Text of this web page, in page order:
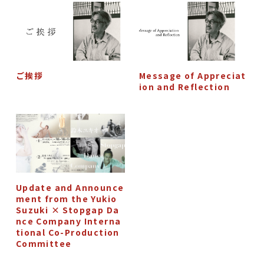
ご挨拶
Message of Appreciat
ion and Reflection
Update and Announce
ment from the Yukio
Suzuki × Stopgap Da
nce Company Interna
tional Co-Production
Committee